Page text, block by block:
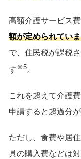
高額介護サービス費
額が定められてい
で、住民税が課税
す ※5。
これを超えて介護
申請すると超過分
ただし、食費や居
具の購入費などは